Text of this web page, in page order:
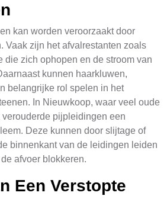
kan worden veroorzaakt door
Vaak zijn het afvalrestanten zoals
die zich ophopen en de stroom van
kunnen haarkluwen,
belangrijke rol spelen in het
In Nieuwkoop, waar veel oude
pijpleidingen een
Deze kunnen door slijtage of
binnenkant van de leidingen leiden
afvoer blokkeren.
Een Verstopte